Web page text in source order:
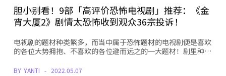
胆小别看！9部「高评价恐怖电视剧」推荐：《金
宵大厦2》剧情太恐怖收到观众36宗投诉！
电视剧的题材种类繁多，而当中属于恐怖题材的电视剧便是喜欢
的各位大势拥抱、不喜欢的各位避而远之的一大题材！剧里种…
BY YANTI 2022.05.07